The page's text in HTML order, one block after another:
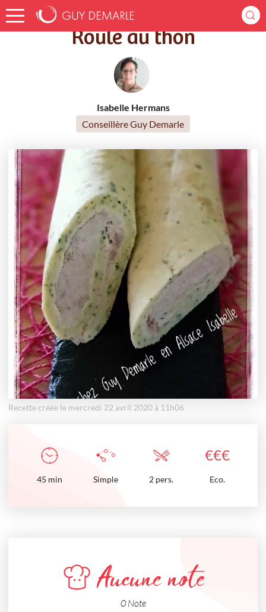
Accueil Recettes Roulé au thon
Roulé au thon
Isabelle Hermans
Conseillère Guy Demarle
Recette créée le mercredi 22 avril 2020 à 11h06
€€€
45 min Simple 2 pers. Eco.
Aucune note
0 Note